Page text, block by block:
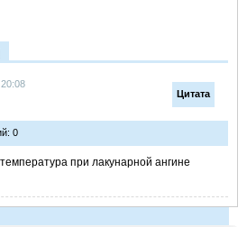
Цитата
0
при лакунарной ангине